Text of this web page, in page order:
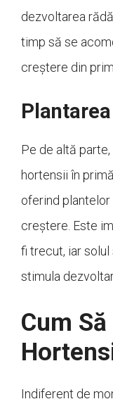
dezvoltarea
timp să se
creștere din
Pe de altă
hortensii în
oferind
creștere. Este
fi trecut, iar
stimula
Cum
Indiferent de